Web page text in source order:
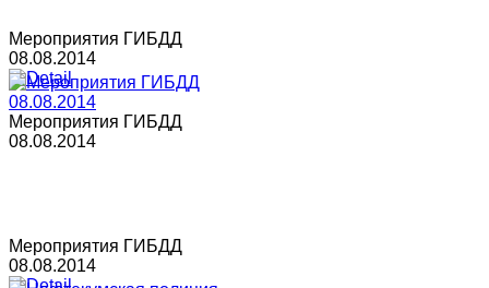
Мероприятия ГИБДД
08.08.2014
Мероприятия ГИБДД
08.08.2014
Мероприятия ГИБДД
08.08.2014